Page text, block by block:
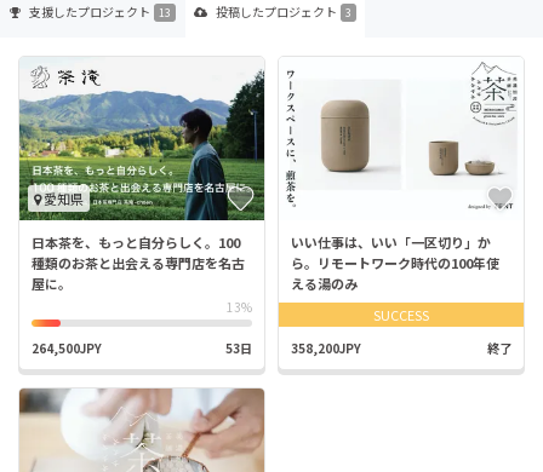
支援したプロジェクト 13 投稿したプロジェクト 3
愛知県
日本茶を、もっと自分らしく。100
種類のお茶と出会える専門店を名古
屋に。
13%
264,500JPY 53日
いい仕事は、いい「一区切り」か
ら。リモートワーク時代の100年使
える湯のみ
SUCCESS
358,200JPY 終了